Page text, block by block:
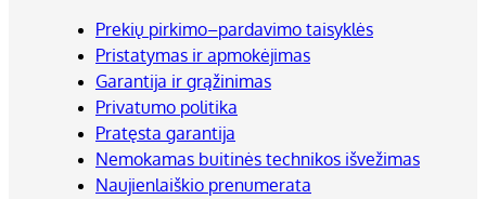
Prekių pirkimo–pardavimo taisyklės
Pristatymas ir apmokėjimas
Garantija ir grąžinimas
Privatumo politika
Pratęsta garantija
Nemokamas buitinės technikos išvežimas
Naujienlaiškio prenumerata